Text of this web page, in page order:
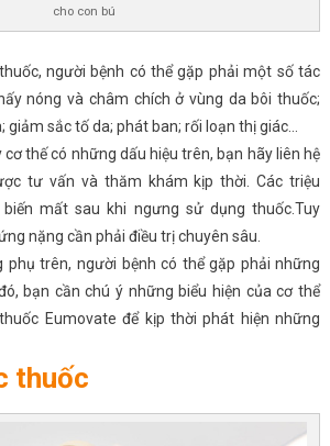
cho con bú
người bệnh có thể gặp phải một số tác
nóng và châm chích ở vùng da bôi thuốc;
giảm sắc tố da; phát ban; rối loạn thị giác…
thế có những dấu hiệu trên, bạn hãy liên hệ
tư vấn và thăm khám kịp thời. Các triệu
mất sau khi ngưng sử dụng thuốc.Tuy
nặng cần phải điều trị chuyên sâu.
phụ trên, người bệnh có thể gặp phải những
bạn cần chú ý những biểu hiện của cơ thể
Eumovate để kịp thời phát hiện những
thuốc